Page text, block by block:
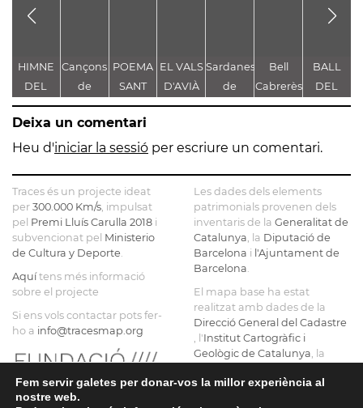
HIMNE
DEL
CASAL
FAMILIAR
Cançons
de
Marcel·lí
Monrós i
Oller
POEMA
SANT
FRANCESC
D'ASSÍS,
PASSAVA
EL VALS
D'AVIÀ
Sardanes
de
Jaume
Jufré
Bell
Cabrerès
BALL
DEL
DRAC
VALLIRANA
Deixa un comentari
Heu d'iniciar la sessió per escriure un comentari.
Traces és un projecte ideat
per 300.000 Km/s , impulsat
pel Premi Lluís Carulla 2018 i
subvencionat pel Ministerio
de Cultura y Deporte
Aquítens més informació
sobre el projecte
Si ens vols contactar pots fer-
ho a info@tracesmap.org
Les dades dels elements
patrimonials provenen dels
inventaris de la Generalitat de
Catalunya , la Diputació de
Barcelona i l'Ajuntament de
Barcelona
El mapa base ha estat
realitzat amb dades de la
Direcció General del Cadastre
, l'Institut Cartogràfic i
Geològic de Catalunya , la
OpenStreetMap.
Fem servir galetes per donar-vos la millor experiència al
nostre web.